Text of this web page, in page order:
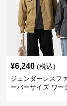
¥6,240 (税込)
ジェンダーレスフ
ーバーサイズ ワー